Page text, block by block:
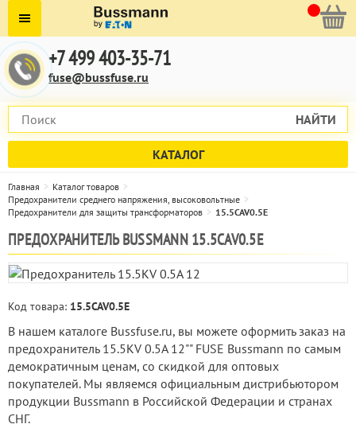
+7 499 403-35-71
fuse@bussfuse.ru
НАЙТИ
КАТАЛОГ
Главная
Каталог товаров
Предохранители среднего напряжения, высоковольтные
Предохранители для защиты трансформаторов
15.5CAV0.5E
ПРЕДОХРАНИТЕЛЬ BUSSMANN 15.5CAV0.5E
Код товара: 15.5CAV0.5E
В нашем каталоге Bussfuse.ru, вы можете оформить заказ на
предохранитель 15.5KV 0.5A 12"" FUSE Bussmann по самым
демократичным ценам, со скидкой для оптовых
покупателей. Мы являемся официальным дистрибьютором
продукции Bussmann в Российской Федерации и странах
СНГ.